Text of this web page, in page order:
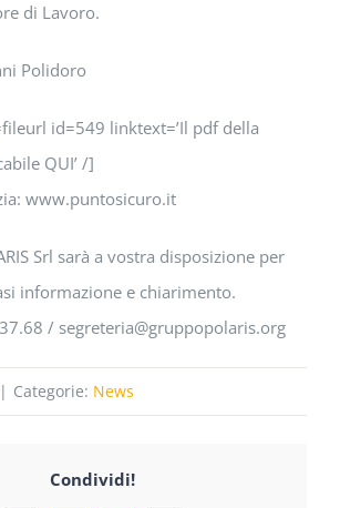
di Lavoro.
Polidoro
id=549 linktext=’Il pdf della
QUI’ /]
www.puntosicuro.it
Srl sarà a vostra disposizione per
informazione e chiarimento.
/ segreteria@gruppopolaris.org
| Categorie: News
Condividi!